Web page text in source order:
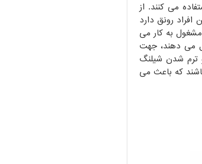
می کنند. از
افراد رونق دارد
به کار می
می دهند، جهت
ترم شدن شیلنگ
که باعث می